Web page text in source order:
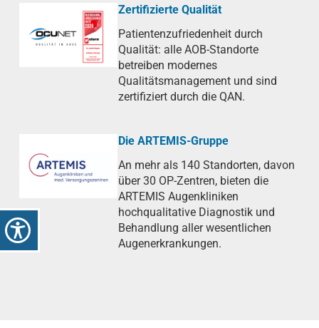
Zertifizierte Qualität
Patientenzufriedenheit durch
Qualität: alle AOB-Standorte
betreiben modernes
Qualitätsmanagement und sind
zertifiziert durch die QAN.
Die ARTEMIS-Gruppe
An mehr als 140 Standorten, davon
über 30 OP-Zentren, bieten die
ARTEMIS Augenkliniken
hochqualitative Diagnostik und
Behandlung aller wesentlichen
Augenerkrankungen.